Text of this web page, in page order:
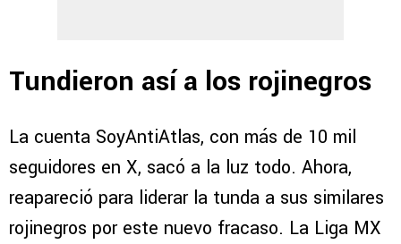
Tundieron así a los rojinegros
La cuenta SoyAntiAtlas, con más de 10 mil
seguidores en X, sacó a la luz todo. Ahora,
reapareció para liderar la tunda a sus similares
rojinegros por este nuevo fracaso. La Liga MX